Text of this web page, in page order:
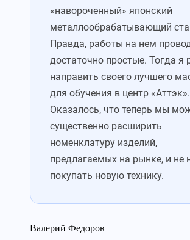
«навороченный» японский
металлообрабатывающий
Правда, работы на нем
достаточно простые. Тогда я
направить своего лучшего
для обучения в центр «Аттэк».
Оказалось, что теперь мы
существенно расширить
номенклатуру изделий,
предлагаемых на рынке, и не
покупать новую технику.
Валерий Федоров